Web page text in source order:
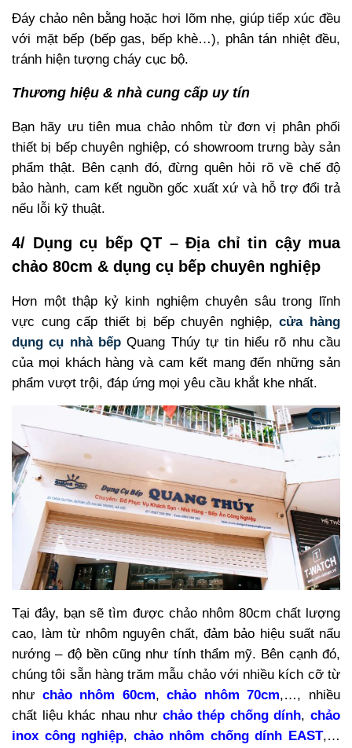
Đáy chảo nên bằng hoặc hơi lõm nhẹ, giúp tiếp xúc đều
với mặt bếp (bếp gas, bếp khè…), phân tán nhiệt đều,
tránh hiện tượng cháy cục bộ.
Thương hiệu & nhà cung cấp uy tín
Bạn hãy ưu tiên mua chảo nhôm từ đơn vị phân phối
thiết bị bếp chuyên nghiệp, có showroom trưng bày sản
phẩm thật. Bên cạnh đó, đừng quên hỏi rõ về chế độ
bảo hành, cam kết nguồn gốc xuất xứ và hỗ trợ đổi trả
nếu lỗi kỹ thuật.
4/ Dụng cụ bếp QT – Địa chỉ tin cậy mua
chảo 80cm & dụng cụ bếp chuyên nghiệp
Hơn một thập kỷ kinh nghiệm chuyên sâu trong lĩnh
vực cung cấp thiết bị bếp chuyên nghiệp,cửa hàng
dụng cụ nhà bếp Quang Thúy tự tin hiểu rõ nhu cầu
của mọi khách hàng và cam kết mang đến những sản
phẩm vượt trội, đáp ứng mọi yêu cầu khắt khe nhất.
Tại đây, bạn sẽ tìm được chảo nhôm 80cm chất lượng
cao, làm từ nhôm nguyên chất, đảm bảo hiệu suất nấu
nướng – độ bền cũng như tính thẩm mỹ. Bên cạnh đó,
chúng tôi sẵn hàng trăm mẫu chảo với nhiều kích cỡ từ
như chảo nhôm 60cm,chảo nhôm 70cm,…, nhiều
chất liệu khác nhau như chảo thép chống dính,chảo
inox công nghiệp, chảo nhôm chống dính EAST,…